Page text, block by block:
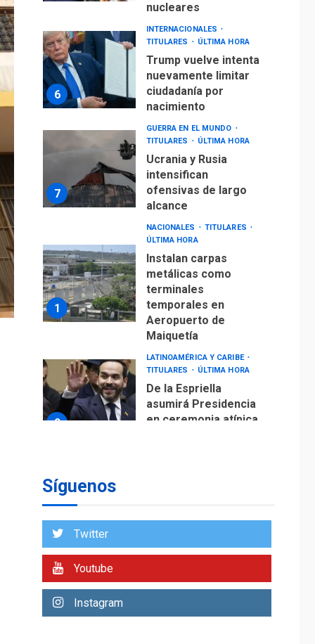
nucleares
6
INTERNACIONALES
TITULARES
ÚLTIMA HORA
Trump vuelve intenta
nuevamente limitar
ciudadanía por
nacimiento
7
GUERRA EN EL MUNDO
TITULARES
ÚLTIMA HORA
Ucrania y Rusia
intensifican
ofensivas de largo
alcance
1
NACIONALES
TITULARES
ÚLTIMA HORA
Instalan carpas
metálicas como
terminales
temporales en
Aeropuerto de
Maiquetía
2
LATINOAMÉRICA Y CARIBE
TITULARES
ÚLTIMA HORA
De la Espriella
asumirá Presidencia
en ceremonia atípica
3
de diálogo en
4
POLÍTICA
TITULARES
Gobierno y AN2015 en
diálogo
Síguenos
Twitter
Youtube
Instagram